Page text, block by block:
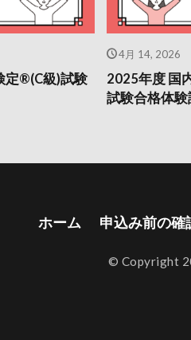
定®(C級)試験
4月 14, 2026
2025年度 国
試験合格体験
ホーム 申込み前の確
© Copyright